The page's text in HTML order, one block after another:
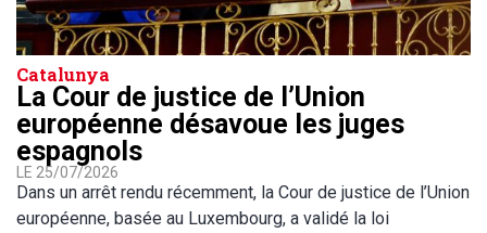
Catalunya
La Cour de justice de l’Union
européenne désavoue les juges
espagnols
LE 25/07/2026
Dans un arrêt rendu récemment, la Cour de justice de l’Union
européenne, basée au Luxembourg, a validé la loi